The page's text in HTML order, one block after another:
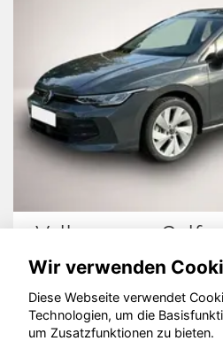
Volkswagen Golf
© konjunkturmotor.de
Wir verwenden
Diese Webseite verwendet
Technologien, um die
um Zusatzfunktionen zu bieten.